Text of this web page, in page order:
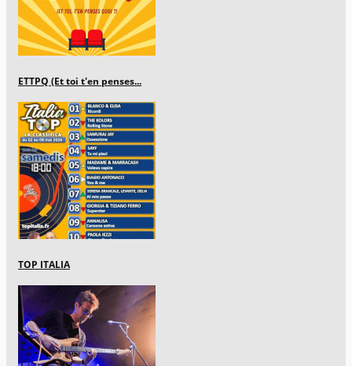
ETTPQ (Et toi t'en penses...
TOP ITALIA